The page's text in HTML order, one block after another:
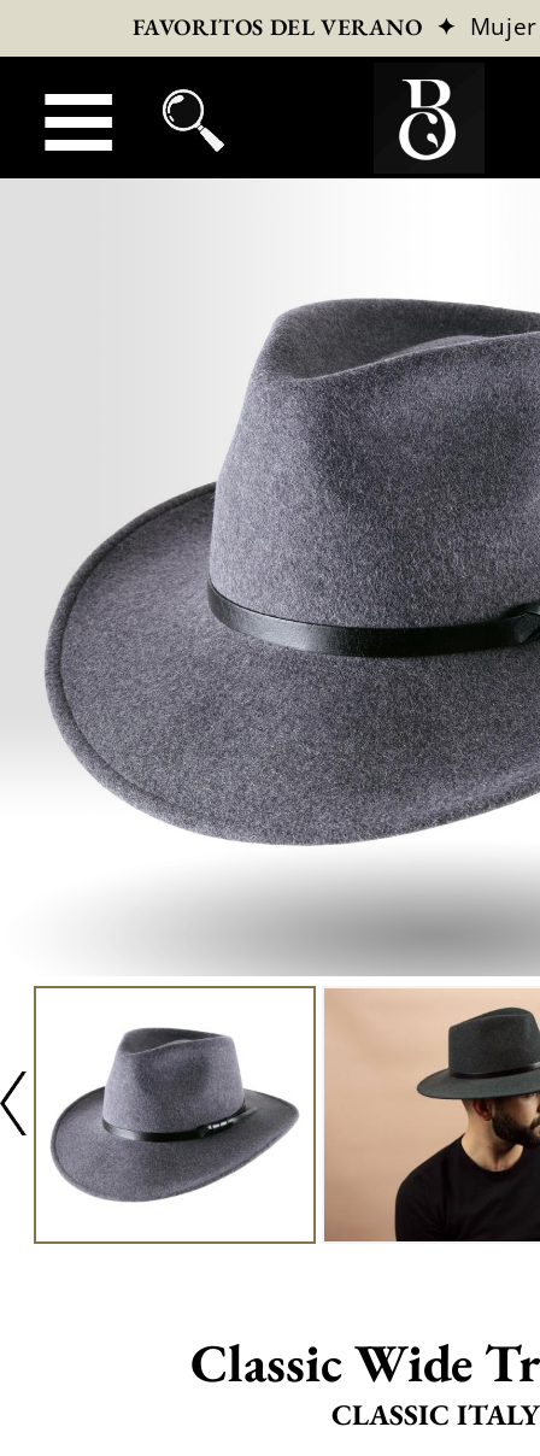
FAVORITOS DEL VERANO ✦ Mujer
Classic Wide
CLASSIC ITALY